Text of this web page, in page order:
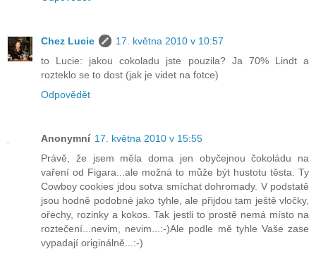
Chez Lucie
17. května 2010 v 10:57
to Lucie: jakou cokoladu jste pouzila? Ja 70% Lindt a
rozteklo se to dost (jak je videt na fotce)
Odpovědět
Anonymní 17. května 2010 v 15:55
Právě, že jsem měla doma jen obyčejnou čokoládu na
vaření od Figara...ale možná to může být hustotu těsta. Ty
Cowboy cookies jdou sotva smíchat dohromady. V podstatě
jsou hodně podobné jako tyhle, ale přijdou tam ještě vločky,
ořechy, rozinky a kokos. Tak jestli to prostě nemá místo na
roztečení...nevim, nevim...:-)Ale podle mě tyhle Vaše zase
vypadají originálně...:-)